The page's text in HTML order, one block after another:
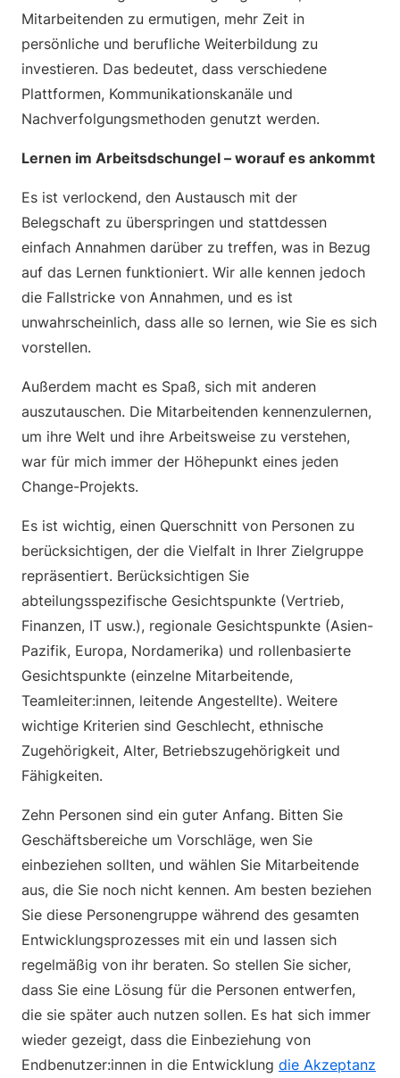
Mitarbeitenden zu ermutigen, mehr Zeit in
persönliche und berufliche Weiterbildung zu
investieren. Das bedeutet, dass verschiedene
Plattformen, Kommunikationskanäle und
Nachverfolgungsmethoden genutzt werden.
Lernen im Arbeitsdschungel – worauf es ankommt
Es ist verlockend, den Austausch mit der
Belegschaft zu überspringen und stattdessen
einfach Annahmen darüber zu treffen, was in Bezug
auf das Lernen funktioniert. Wir alle kennen jedoch
die Fallstricke von Annahmen, und es ist
unwahrscheinlich, dass alle so lernen, wie Sie es sich
vorstellen.
Außerdem macht es Spaß, sich mit anderen
auszutauschen. Die Mitarbeitenden kennenzulernen,
um ihre Welt und ihre Arbeitsweise zu verstehen,
war für mich immer der Höhepunkt eines jeden
Change-Projekts.
Es ist wichtig, einen Querschnitt von Personen zu
berücksichtigen, der die Vielfalt in Ihrer Zielgruppe
repräsentiert. Berücksichtigen Sie
abteilungsspezifische Gesichtspunkte (Vertrieb,
Finanzen, IT usw.), regionale Gesichtspunkte (Asien-
Pazifik, Europa, Nordamerika) und rollenbasierte
Gesichtspunkte (einzelne Mitarbeitende,
Teamleiter:innen, leitende Angestellte). Weitere
wichtige Kriterien sind Geschlecht, ethnische
Zugehörigkeit, Alter, Betriebszugehörigkeit und
Fähigkeiten.
Zehn Personen sind ein guter Anfang. Bitten Sie
Geschäftsbereiche um Vorschläge, wen Sie
einbeziehen sollten, und wählen Sie Mitarbeitende
aus, die Sie noch nicht kennen. Am besten beziehen
Sie diese Personengruppe während des gesamten
Entwicklungsprozesses mit ein und lassen sich
regelmäßig von ihr beraten. So stellen Sie sicher,
dass Sie eine Lösung für die Personen entwerfen,
die sie später auch nutzen sollen. Es hat sich immer
wieder gezeigt, dass die Einbeziehung von
Endbenutzer:innen in die Entwicklung die Akzeptanz